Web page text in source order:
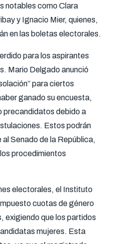
notables como Clara
y Ignacio Mier, quienes,
en las boletas electorales.
para los aspirantes
Mario Delgado anunció
para ciertos
ganado su encuesta,
precandidatos debido a
Estos podrán
Senado de la República,
procedimientos
electorales, el Instituto
cuotas de género
exigiendo que los partidos
mujeres. Esta